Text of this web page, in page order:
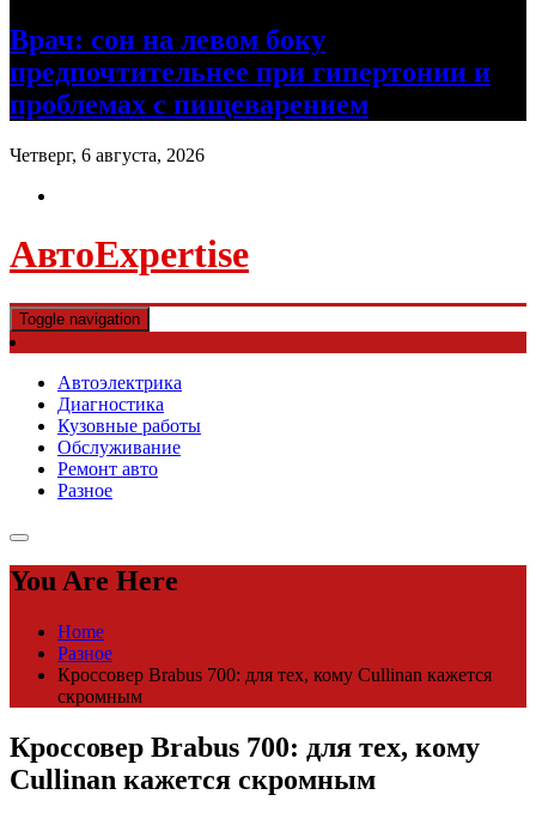
Врач: сон на левом боку
предпочтительнее при гипертонии и
проблемах с пищеварением
Четверг, 6 августа, 2026
АвтоExpertise
Toggle navigation
Автоэлектрика
Диагностика
Кузовные работы
Обслуживание
Ремонт авто
Разное
You Are Here
Home
Разное
Кроссовер Brabus 700: для тех, кому Cullinan кажется
скромным
Кроссовер Brabus 700: для тех, кому
Cullinan кажется скромным